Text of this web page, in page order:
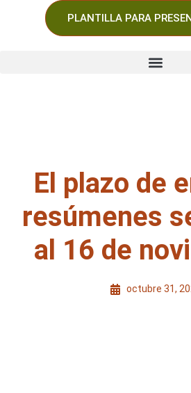
PLANTILLA PARA
El plazo de
resúmenes
al 16 de
octubre 31,